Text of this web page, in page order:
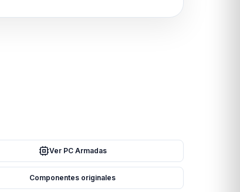
Ver PC Armadas
Componentes originales